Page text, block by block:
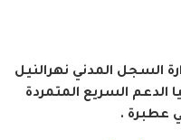
السجل المدني نهرالنيل
السريع المتمردة
عطبرة .